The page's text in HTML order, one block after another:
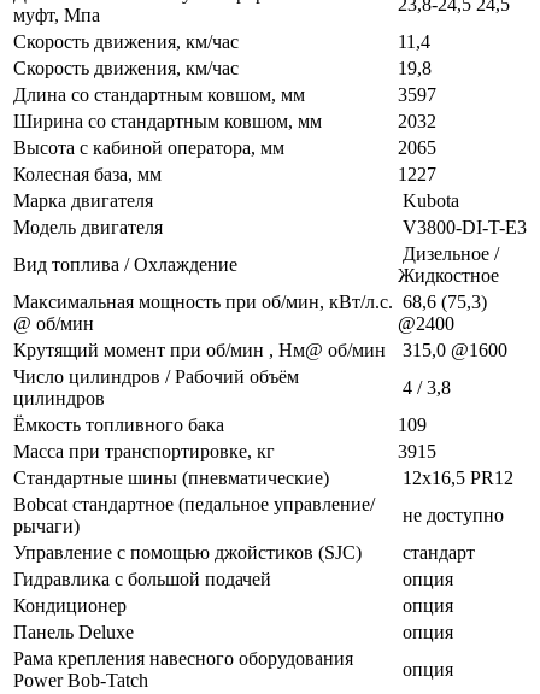
муфт, Мпа
Скорость движения, км/час
11,4
Скорость движения, км/час
19,8
Длина со стандартным ковшом, мм
3597
Ширина со стандартным ковшом, мм
2032
Высота с кабиной оператора, мм
2065
Колесная база, мм
1227
Марка двигателя
Kubota
Модель двигателя
V3800-DI-T-E3
Вид топлива / Охлаждение
Дизельное /
Жидкостное
Максимальная мощность при об/мин, кВт/л.с.
@ об/мин
68,6 (75,3)
@2400
Крутящий момент при об/мин , Нм@ об/мин
315,0 @1600
Число цилиндров / Рабочий объём
цилиндров
4 / 3,8
Ёмкость топливного бака
109
Масса при транспортировке, кг
3915
Стандартные шины (пневматические)
12x16,5 PR12
Bobcat стандартное (педальное управление/
рычаги)
не доступно
Управление с помощью джойстиков (SJC)
стандарт
Гидравлика с большой подачей
опция
Кондиционер
опция
Панель Deluxe
опция
Рама крепления навесного оборудования
Power Bob-Tatch
опция